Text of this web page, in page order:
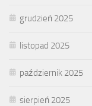
grudzień 2025
listopad 2025
październik 2025
sierpień 2025